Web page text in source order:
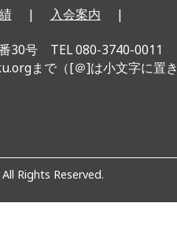
| 入会案内 |
30号 TEL 080-3740-0011
まで（[＠]は小文字に置き
Rights Reserved.